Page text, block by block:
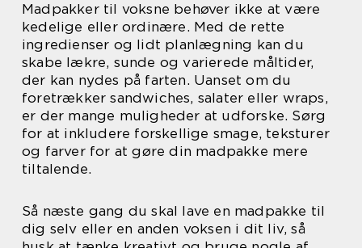
Madpakker til voksne behøver ikke at være
kedelige eller ordinære. Med de rette
ingredienser og lidt planlægning kan du
skabe lækre, sunde og varierede måltider,
der kan nydes på farten. Uanset om du
foretrækker sandwiches, salater eller wraps,
er der mange muligheder at udforske. Sørg
for at inkludere forskellige smage, teksturer
og farver for at gøre din madpakke mere
tiltalende.
Så næste gang du skal lave en madpakke til
dig selv eller en anden voksen i dit liv, så